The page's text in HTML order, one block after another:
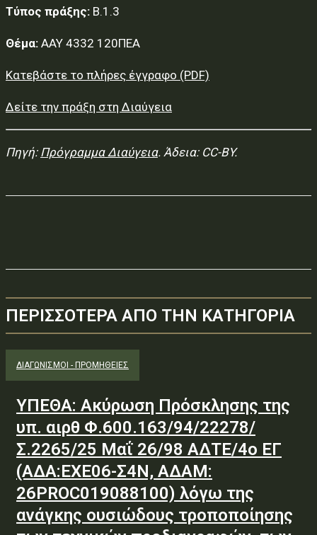
Τύπος πράξης: Β.1.3
Θέμα: ΑΑΥ 4332 120ΠΕΑ
Κατεβάστε το πλήρες έγγραφο (PDF)
Δείτε την πράξη στη Διαύγεια
Πηγή: Πρόγραμμα Διαύγεια. Άδεια: CC-BY.
ΠΕΡΙΣΣΟΤΕΡΑ ΑΠΟ ΤΗΝ ΚΑΤΗΓΟΡΙΑ
ΔΙΑΓΩΝΙΣΜΟΊ - ΠΡΟΜΉΘΕΙΕΣ
ΥΠΕΘΑ: Ακύρωση Πρόσκλησης της
υπ. αιρθ Φ.600.163/94/22278/
Σ.2265/25 Μαΐ 26/98 ΑΔΤΕ/4ο ΕΓ
(ΑΔΑ:ΕΧΕ06-Σ4Ν, ΑΔΑΜ:
26PROC019088100) λόγω της
ανάγκης ουσιώδους τροποποίησης